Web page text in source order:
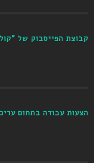
קבוצת הפייסבוק של
הצעות עבודה בתחום